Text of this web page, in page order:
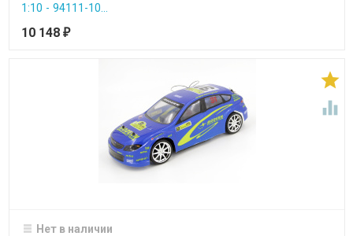
1:10 - 94111-10...
10 148 ₽


Нет в наличии